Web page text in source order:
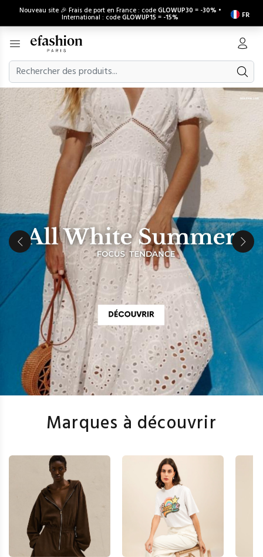
Nouveau site 🎉 Frais de port en France : codeGLOWUP30 = -30% •
International : codeGLOWUP15 = -15% FR
Marques à découvrir